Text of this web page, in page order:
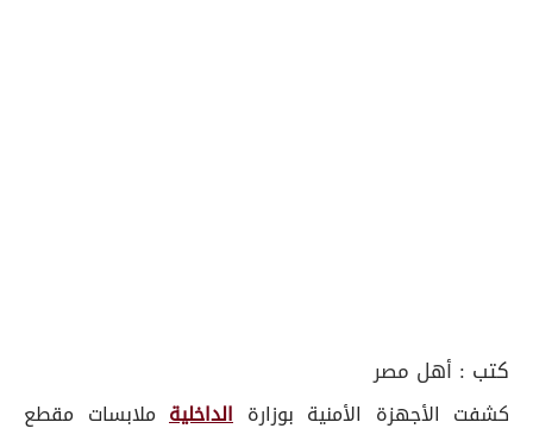
كتب : أهل مصر
كشفت الأجهزة الأمنية بوزارة الداخلية ملابسات مقطع